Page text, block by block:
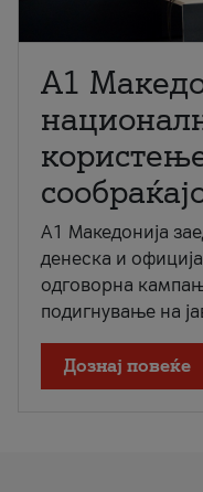
A1
A1 Македонија
денеска и
одговорна
подигнување на
Дознај повеќе